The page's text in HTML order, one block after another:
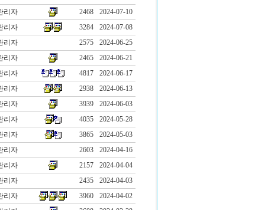
리자 2468
2024-07-10
리자 3284
2024-07-08
리자 2575
2024-06-25
리자 2465
2024-06-21
리자 4817
2024-06-17
리자 2938
2024-06-13
리자 3939
2024-06-03
리자 4035
2024-05-28
리자 3865
2024-05-03
리자 2603
2024-04-16
리자 2157
2024-04-04
리자 2435
2024-04-03
리자 3960
2024-04-02